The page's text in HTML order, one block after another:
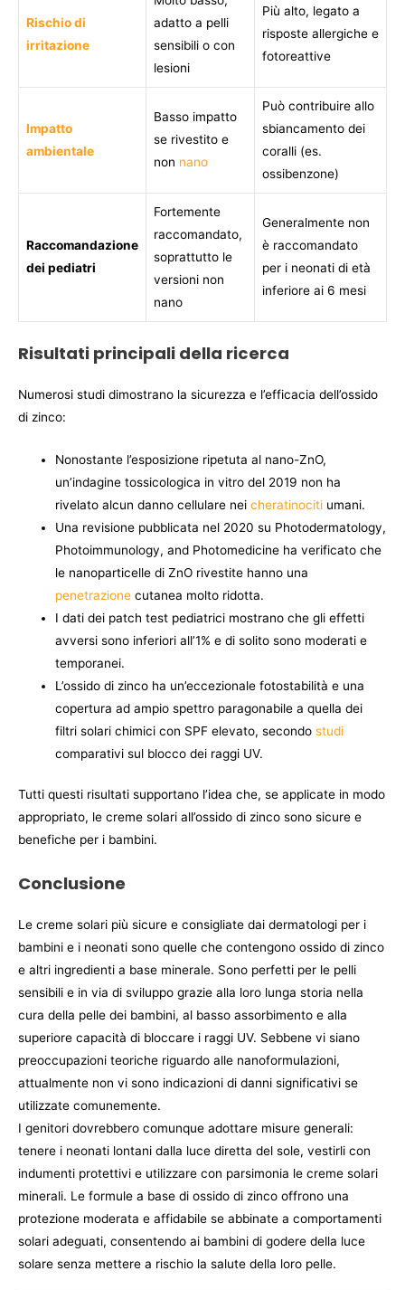
Rischio di
irritazione
adatto a pelli
sensibili o con
lesioni
Più alto, legato a
risposte allergiche e
fotoreattive
Impatto
ambientale
Basso impatto
se rivestito e
non nano
Può contribuire allo
sbiancamento dei
coralli (es.
ossibenzone)
Raccomandazione
dei pediatri
Fortemente
raccomandato,
soprattutto le
versioni non
nano
Generalmente non
è raccomandato
per i neonati di età
inferiore ai 6 mesi
Risultati principali della ricerca
Numerosi studi dimostrano la sicurezza e l’efficacia dell’ossido
di zinco:
Nonostante l’esposizione ripetuta al nano-ZnO,
un’indagine tossicologica in vitro del 2019 non ha
rivelato alcun danno cellulare neicheratinociti umani.
Una revisione pubblicata nel 2020 su Photodermatology,
Photoimmunology, and Photomedicine ha verificato che
le nanoparticelle di ZnO rivestite hanno una
penetrazione cutanea molto ridotta.
I dati dei patch test pediatrici mostrano che gli effetti
avversi sono inferiori all’1% e di solito sono moderati e
temporanei.
L’ossido di zinco ha un’eccezionale fotostabilità e una
copertura ad ampio spettro paragonabile a quella dei
filtri solari chimici con SPF elevato, secondostudi
comparativi sul blocco dei raggi UV.
Tutti questi risultati supportano l’idea che, se applicate in modo
appropriato, le creme solari all’ossido di zinco sono sicure e
benefiche per i bambini.
Conclusione
Le creme solari più sicure e consigliate dai dermatologi per i
bambini e i neonati sono quelle che contengono ossido di zinco
e altri ingredienti a base minerale. Sono perfetti per le pelli
sensibili e in via di sviluppo grazie alla loro lunga storia nella
cura della pelle dei bambini, al basso assorbimento e alla
superiore capacità di bloccare i raggi UV. Sebbene vi siano
preoccupazioni teoriche riguardo alle nanoformulazioni,
attualmente non vi sono indicazioni di danni significativi se
utilizzate comunemente.
I genitori dovrebbero comunque adottare misure generali:
tenere i neonati lontani dalla luce diretta del sole, vestirli con
indumenti protettivi e utilizzare con parsimonia le creme solari
minerali. Le formule a base di ossido di zinco offrono una
protezione moderata e affidabile se abbinate a comportamenti
solari adeguati, consentendo ai bambini di godere della luce
solare senza mettere a rischio la salute della loro pelle.